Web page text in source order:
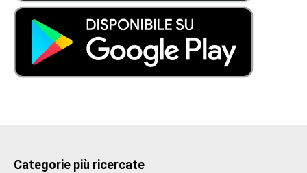
Categorie più ricercate